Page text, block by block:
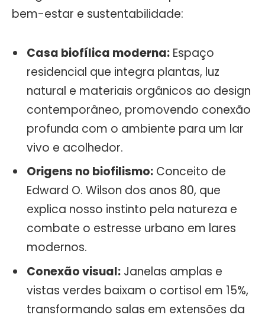
bem-estar e sustentabilidade:
Casa biofílica moderna: Espaço
residencial que integra plantas, luz
natural e materiais orgânicos ao design
contemporâneo, promovendo conexão
profunda com o ambiente para um lar
vivo e acolhedor.
Origens no biofilismo: Conceito de
Edward O. Wilson dos anos 80, que
explica nosso instinto pela natureza e
combate o estresse urbano em lares
modernos.
Conexão visual: Janelas amplas e
vistas verdes baixam o cortisol em 15%,
transformando salas em extensões da